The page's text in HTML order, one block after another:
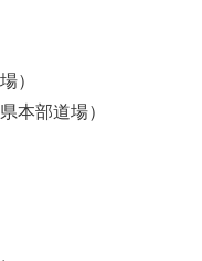
）
部道場）